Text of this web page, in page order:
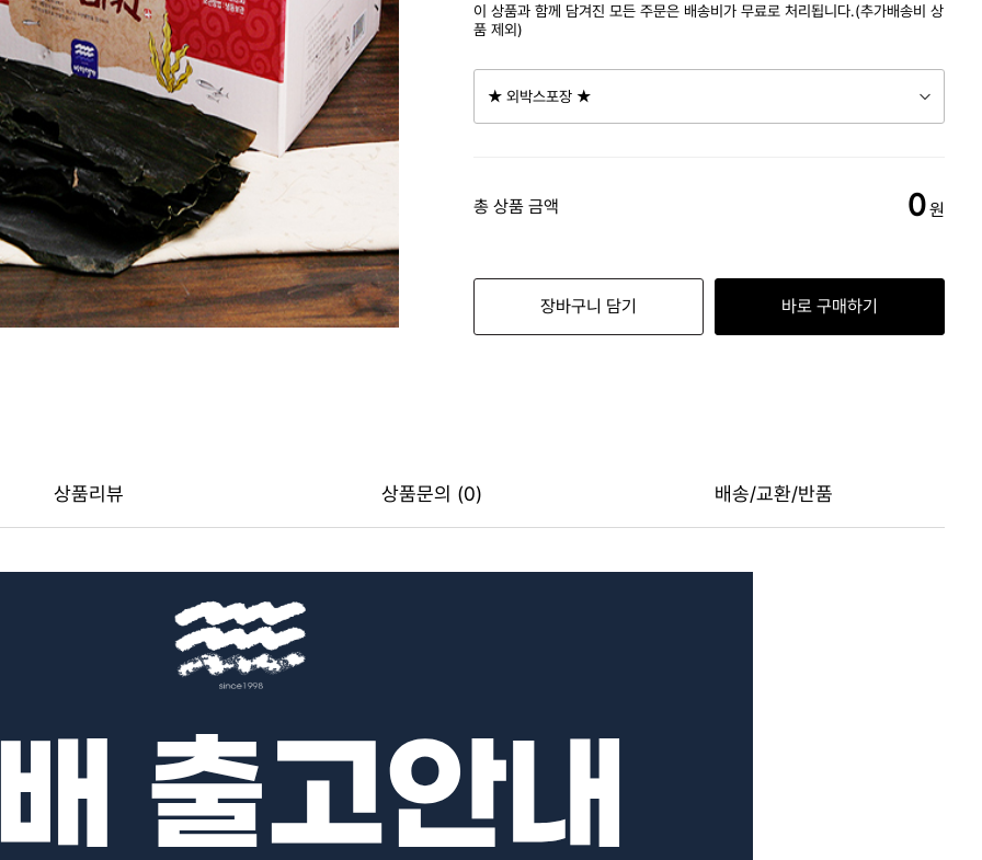
이 상품과 함께 담겨진 모든 주문은 배송비가 무료로 처리됩니다.(추가배송비 상
품 제외)
총 상품 금액 0원
장바구니 담기 바로 구매하기
상품리뷰 상품문의 (0) 배송/교환/반품